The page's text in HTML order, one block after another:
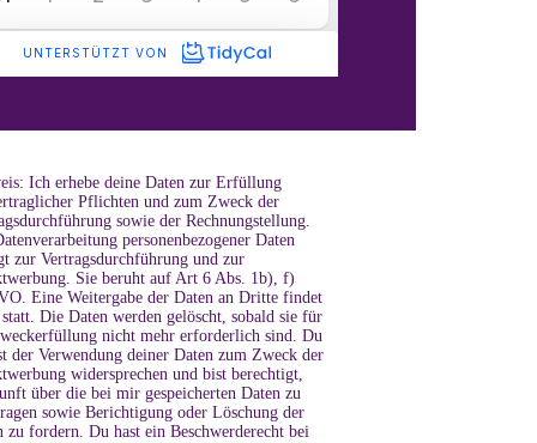
Ich erhebe deine Daten zur Erfüllung
Pflichten und zum Zweck der
sowie der Rechnungstellung.
personenbezogener Daten
zur Vertragsdurchführung und zur
Sie beruht auf Art 6 Abs. 1b), f)
Eine Weitergabe der Daten an Dritte findet
Die Daten werden gelöscht, sobald sie für
nicht mehr erforderlich sind. Du
der Verwendung deiner Daten zum Zweck der
widersprechen und bist berechtigt,
über die bei mir gespeicherten Daten zu
sowie Berichtigung oder Löschung der
zu fordern. Du hast ein Beschwerderecht bei